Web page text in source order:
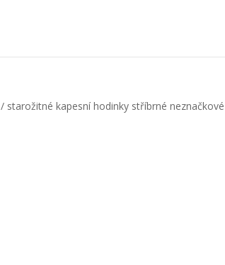
/ starožitné kapesní hodinky stříbrné neznačkové